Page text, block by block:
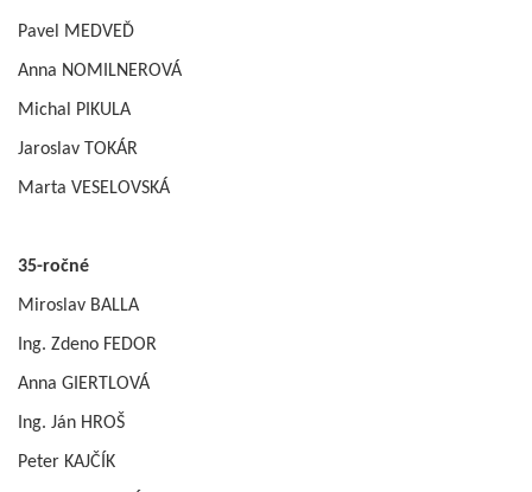
Pavel MEDVEĎ
Anna NOMILNEROVÁ
Michal PIKULA
Jaroslav TOKÁR
Marta VESELOVSKÁ
35-ročné
Miroslav BALLA
Ing. Zdeno FEDOR
Anna GIERTLOVÁ
Ing. Ján HROŠ
Peter KAJČÍK